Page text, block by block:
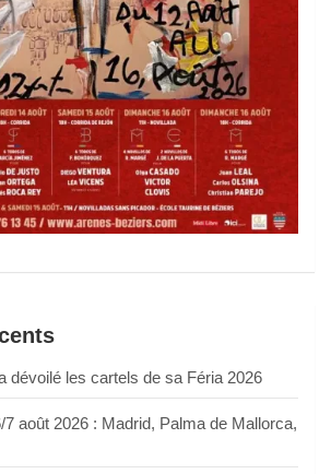
dévoilé les cartels de sa Féria 2026
août 2026 : Madrid, Palma de Mallorca,